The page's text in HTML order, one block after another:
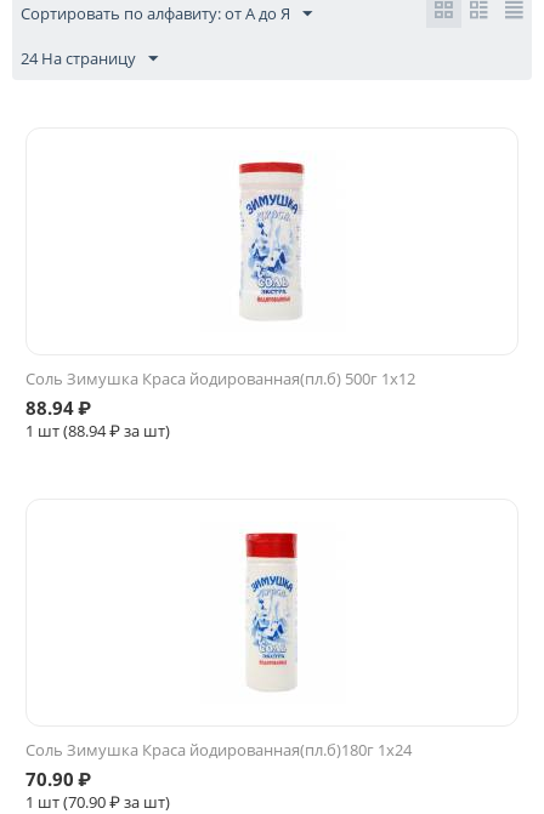
Сортировать по алфавиту: от А до Я
24 На страницу
Соль Зимушка Краса йодированная(пл.б) 500г 1х12
88.94₽
1 шт (88.94₽ за шт)
Соль Зимушка Краса йодированная(пл.б)180г 1х24
70.90 ₽
1 шт (70.90₽ за шт)